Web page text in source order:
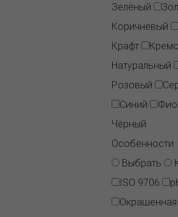
Зелёный
Коричневый
Крафт
Натуральный
Розовый
Синий
Чёрный
Особенности
Выбрать
ISO 9706